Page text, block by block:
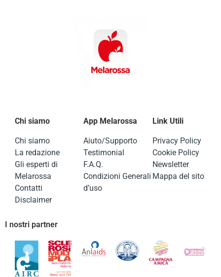
Chi siamo
Chi siamo
La redazione
Gli esperti di
Melarossa
Contatti
Disclaimer
App Melarossa
Aiuto/Supporto
Testimonial
F.A.Q.
Condizioni Generali
d’uso
Link Utili
Privacy Policy
Cookie Policy
Newsletter
Mappa del sito
I nostri partner